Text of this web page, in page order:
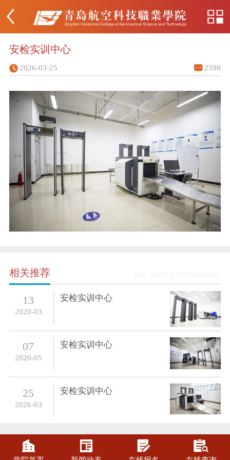
安检实训中心
2026-03-25 2598
相关推荐
13
2020-03
安检实训中心
07
2020-05
安检实训中心
25
2026-03
安检实训中心
   